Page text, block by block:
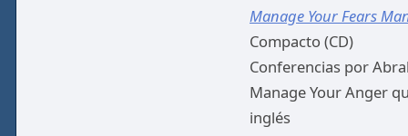
Manage Your Fears
Compacto (CD)
Conferencias por
Manage Your Anger
inglés